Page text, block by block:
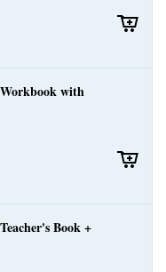
with
Book +